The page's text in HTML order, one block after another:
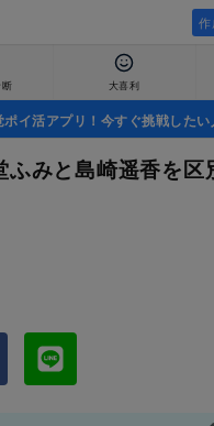
作
断 大喜利
イ活アプリ！今すぐ挑戦したい
みと島崎遥香を区